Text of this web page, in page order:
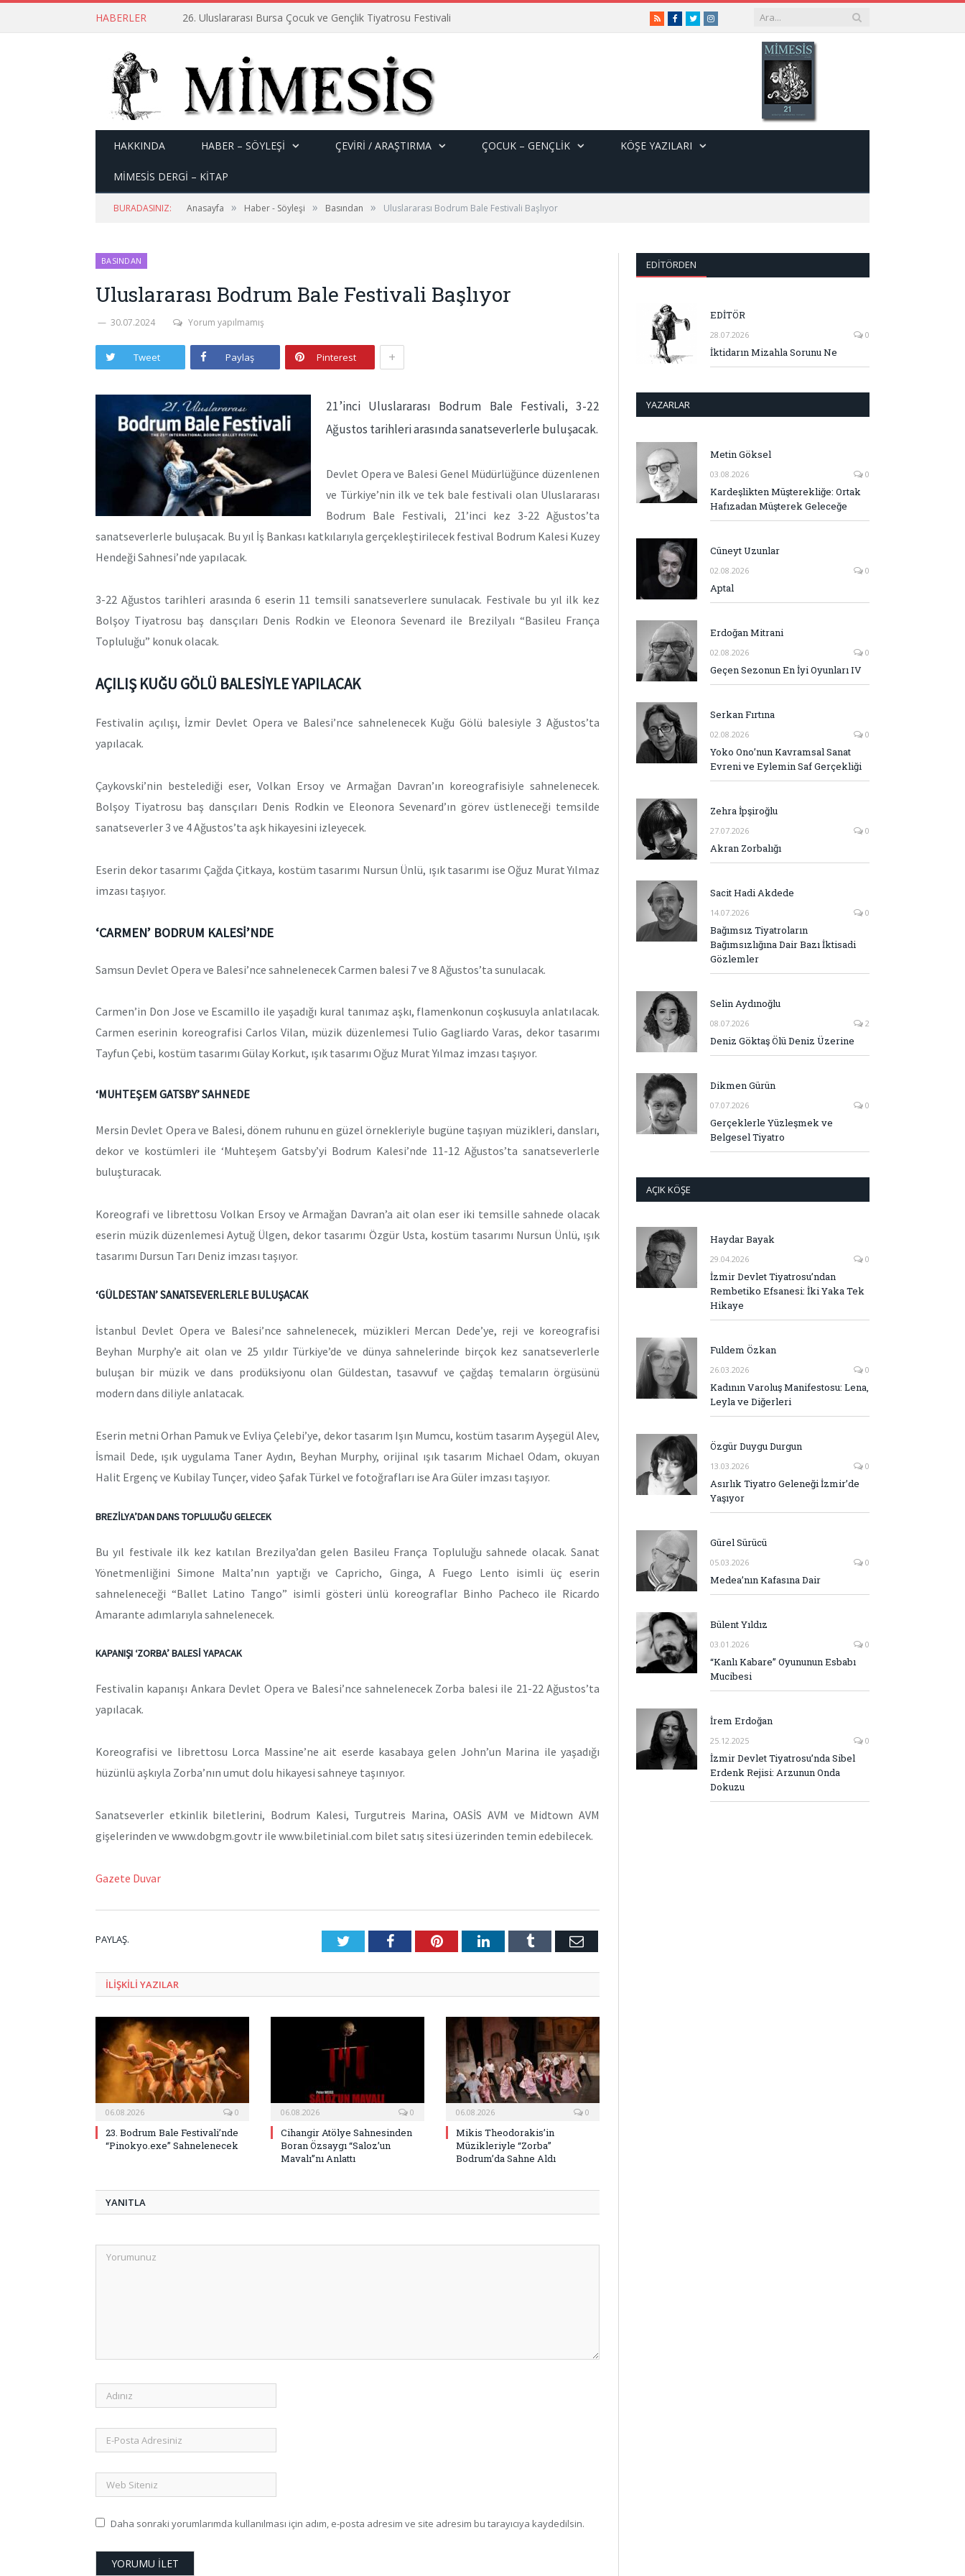
HABERLER 26. Uluslararası Bursa Çocuk ve Gençlik Tiyatrosu Festivali RSSFacebook
TwitterInstagram
HAKKINDA HABER – SÖYLEŞI ÇEVİRİ / ARAŞTIRMA ÇOCUK – GENÇLIK KÖŞE YAZILARI
MİMESİS DERGİ – KİTAP
BURADASINIZ: Anasayfa » Haber - Söyleşi » Basından » Uluslararası Bodrum Bale Festivali Başlıyor
BASINDAN
Uluslararası Bodrum Bale Festivali Başlıyor
30.07.2024 Yorum yapılmamış
Tweet Paylaş Pinterest +
21’inci Uluslararası Bodrum Bale Festivali, 3-22
Ağustos tarihleri arasında sanatseverlerle buluşacak.
Devlet Opera ve Balesi Genel Müdürlüğünce düzenlenen
ve Türkiye’nin ilk ve tek bale festivali olan Uluslararası
Bodrum Bale Festivali, 21’inci kez 3-22 Ağustos’ta
sanatseverlerle buluşacak. Bu yıl İş Bankası katkılarıyla gerçekleştirilecek festival Bodrum Kalesi Kuzey
Hendeği Sahnesi’nde yapılacak.
3-22 Ağustos tarihleri arasında 6 eserin 11 temsili sanatseverlere sunulacak. Festivale bu yıl ilk kez
Bolşoy Tiyatrosu baş dansçıları Denis Rodkin ve Eleonora Sevenard ile Brezilyalı “Basileu França
Topluluğu” konuk olacak.
AÇILIŞ KUĞU GÖLÜ BALESİYLE YAPILACAK
Festivalin açılışı, İzmir Devlet Opera ve Balesi’nce sahnelenecek Kuğu Gölü balesiyle 3 Ağustos’ta
yapılacak.
Çaykovski’nin bestelediği eser, Volkan Ersoy ve Armağan Davran’ın koreografisiyle sahnelenecek.
Bolşoy Tiyatrosu baş dansçıları Denis Rodkin ve Eleonora Sevenard’ın görev üstleneceği temsilde
sanatseverler 3 ve 4 Ağustos’ta aşk hikayesini izleyecek.
Eserin dekor tasarımı Çağda Çitkaya, kostüm tasarımı Nursun Ünlü, ışık tasarımı ise Oğuz Murat Yılmaz
imzası taşıyor.
‘CARMEN’ BODRUM KALESİ’NDE
Samsun Devlet Opera ve Balesi’nce sahnelenecek Carmen balesi 7 ve 8 Ağustos’ta sunulacak.
Carmen’in Don Jose ve Escamillo ile yaşadığı kural tanımaz aşkı, flamenkonun coşkusuyla anlatılacak.
Carmen eserinin koreografisi Carlos Vilan, müzik düzenlemesi Tulio Gagliardo Varas, dekor tasarımı
Tayfun Çebi, kostüm tasarımı Gülay Korkut, ışık tasarımı Oğuz Murat Yılmaz imzası taşıyor.
‘MUHTEŞEM GATSBY’ SAHNEDE
Mersin Devlet Opera ve Balesi, dönem ruhunu en güzel örnekleriyle bugüne taşıyan müzikleri, dansları,
dekor ve kostümleri ile ‘Muhteşem Gatsby’yi Bodrum Kalesi’nde 11-12 Ağustos’ta sanatseverlerle
buluşturacak.
Koreografi ve librettosu Volkan Ersoy ve Armağan Davran’a ait olan eser iki temsille sahnede olacak
eserin müzik düzenlemesi Aytuğ Ülgen, dekor tasarımı Özgür Usta, kostüm tasarımı Nursun Ünlü, ışık
tasarımı Dursun Tarı Deniz imzası taşıyor.
‘GÜLDESTAN’ SANATSEVERLERLE BULUŞACAK
İstanbul Devlet Opera ve Balesi’nce sahnelenecek, müzikleri Mercan Dede’ye, reji ve koreografisi
Beyhan Murphy’e ait olan ve 25 yıldır Türkiye’de ve dünya sahnelerinde birçok kez sanatseverlerle
buluşan bir müzik ve dans prodüksiyonu olan Güldestan, tasavvuf ve çağdaş temaların örgüsünü
modern dans diliyle anlatacak.
Eserin metni Orhan Pamuk ve Evliya Çelebi’ye, dekor tasarım Işın Mumcu, kostüm tasarım Ayşegül Alev,
İsmail Dede, ışık uygulama Taner Aydın, Beyhan Murphy, orijinal ışık tasarım Michael Odam, okuyan
Halit Ergenç ve Kubilay Tunçer, video Şafak Türkel ve fotoğrafları ise Ara Güler imzası taşıyor.
BREZİLYA’DAN DANS TOPLULUĞU GELECEK
Bu yıl festivale ilk kez katılan Brezilya’dan gelen Basileu França Topluluğu sahnede olacak. Sanat
Yönetmenliğini Simone Malta’nın yaptığı ve Capricho, Ginga, A Fuego Lento isimli üç eserin
sahneleneceği “Ballet Latino Tango” isimli gösteri ünlü koreograflar Binho Pacheco ile Ricardo
Amarante adımlarıyla sahnelenecek.
KAPANIŞI ‘ZORBA’ BALESİ YAPACAK
Festivalin kapanışı Ankara Devlet Opera ve Balesi’nce sahnelenecek Zorba balesi ile 21-22 Ağustos’ta
yapılacak.
Koreografisi ve librettosu Lorca Massine’ne ait eserde kasabaya gelen John’un Marina ile yaşadığı
hüzünlü aşkıyla Zorba’nın umut dolu hikayesi sahneye taşınıyor.
Sanatseverler etkinlik biletlerini, Bodrum Kalesi, Turgutreis Marina, OASİS AVM ve Midtown AVM
gişelerinden ve www.dobgm.gov.tr ile www.biletinial.com bilet satış sitesi üzerinden temin edebilecek.
Gazete Duvar
PAYLAŞ. TwitterFacebookPinterestLinkedInTumblr E-
ILIŞKILI YAZILAR
06.08.2026 0
23. Bodrum Bale Festivali’nde
“Pinokyo.exe” Sahnelenecek
06.08.2026 0
Cihangir Atölye Sahnesinden
Boran Özsaygı “Saloz’un
Mavalı”nı Anlattı
06.08.2026 0
Mikis Theodorakis’in
Müzikleriyle “Zorba”
Bodrum’da Sahne Aldı
YANITLA
Daha sonraki yorumlarımda kullanılması için adım, e-posta adresim ve site adresim bu tarayıcıya kaydedilsin.
EDITÖRDEN
EDİTÖR
28.07.2026 0
İktidarın Mizahla Sorunu Ne
YAZARLAR
Metin Göksel
03.08.2026 0
Kardeşlikten Müşterekliğe: Ortak
Hafızadan Müşterek Geleceğe
Cüneyt Uzunlar
02.08.2026 0
Aptal
Erdoğan Mitrani
02.08.2026 0
Geçen Sezonun En İyi Oyunları IV
Serkan Fırtına
02.08.2026 0
Yoko Ono’nun Kavramsal Sanat
Evreni ve Eylemin Saf Gerçekliği
Zehra İpşiroğlu
27.07.2026 0
Akran Zorbalığı
Sacit Hadi Akdede
14.07.2026 0
Bağımsız Tiyatroların
Bağımsızlığına Dair Bazı İktisadi
Gözlemler
Selin Aydınoğlu
08.07.2026 2
Deniz Göktaş Ölü Deniz Üzerine
Dikmen Gürün
07.07.2026 0
Gerçeklerle Yüzleşmek ve
Belgesel Tiyatro
AÇIK KÖŞE
Haydar Bayak
29.04.2026 0
İzmir Devlet Tiyatrosu’ndan
Rembetiko Efsanesi: İki Yaka Tek
Hikaye
Fuldem Özkan
26.03.2026 0
Kadının Varoluş Manifestosu: Lena,
Leyla ve Diğerleri
Özgür Duygu Durgun
13.03.2026 0
Asırlık Tiyatro Geleneği İzmir’de
Yaşıyor
Gürel Sürücü
05.03.2026 0
Medea’nın Kafasına Dair
Bülent Yıldız
03.01.2026 0
“Kanlı Kabare” Oyununun Esbabı
Mucibesi
İrem Erdoğan
25.12.2025 0
İzmir Devlet Tiyatrosu’nda Sibel
Erdenk Rejisi: Arzunun Onda
Dokuzu